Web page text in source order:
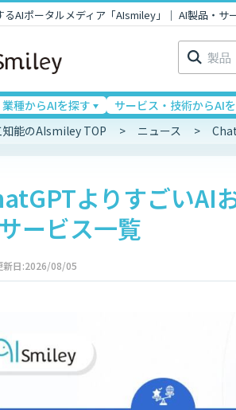
るAIポータルメディア「AIsmiley」｜ AI製品・サ
検
索:
種からAIを探す サービス・技術からAI
能のAIsmiley TOP ニュース
よりすごいAI
ービス一覧
新日:2026/08/05